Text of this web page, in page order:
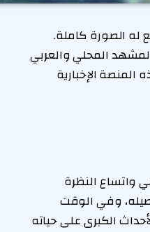
له الصورة كاملة.
المحلي والعربي
الإخبارية
واتساع النظرة
وفي الوقت
الكبرى على حياته